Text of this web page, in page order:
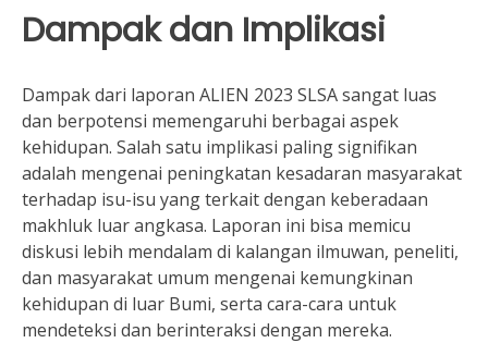
Dampak dan Implikasi
Dampak dari laporan ALIEN 2023 SLSA sangat luas
dan berpotensi memengaruhi berbagai aspek
kehidupan. Salah satu implikasi paling signifikan
adalah mengenai peningkatan kesadaran masyarakat
terhadap isu-isu yang terkait dengan keberadaan
makhluk luar angkasa. Laporan ini bisa memicu
diskusi lebih mendalam di kalangan ilmuwan, peneliti,
dan masyarakat umum mengenai kemungkinan
kehidupan di luar Bumi, serta cara-cara untuk
mendeteksi dan berinteraksi dengan mereka.